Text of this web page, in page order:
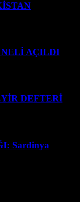
AÇILDI
DEFTERİ
Sardinya